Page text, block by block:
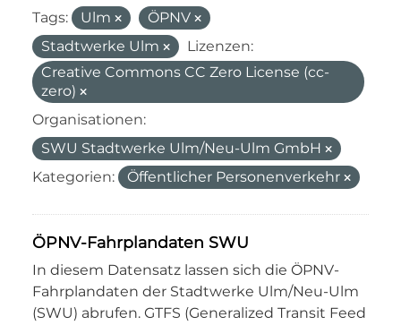
Tags: Ulm
ÖPNV
Stadtwerke Ulm
Lizenzen:
Creative Commons CC Zero License (cc-
zero)
Organisationen:
SWU Stadtwerke Ulm/Neu-Ulm GmbH
Kategorien:
Öffentlicher Personenverkehr
ÖPNV-Fahrplandaten SWU
In diesem Datensatz lassen sich die ÖPNV-
Fahrplandaten der Stadtwerke Ulm/Neu-Ulm
(SWU) abrufen. GTFS (Generalized Transit Feed